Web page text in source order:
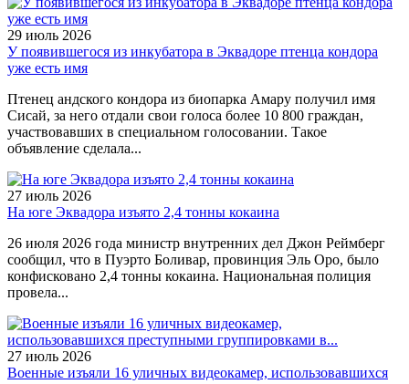
29 июль 2026
У появившегося из инкубатора в Эквадоре птенца кондора
уже есть имя
Птенец андского кондора из биопарка Амару получил имя
Сисай, за него отдали свои голоса более 10 800 граждан,
участвовавших в специальном голосовании. Такое
объявление сделала...
27 июль 2026
На юге Эквадора изъято 2,4 тонны кокаина
26 июля 2026 года министр внутренних дел Джон Реймберг
сообщил, что в Пуэрто Боливар, провинция Эль Оро, было
конфисковано 2,4 тонны кокаина. Национальная полиция
провела...
27 июль 2026
Военные изъяли 16 уличных видеокамер, использовавшихся